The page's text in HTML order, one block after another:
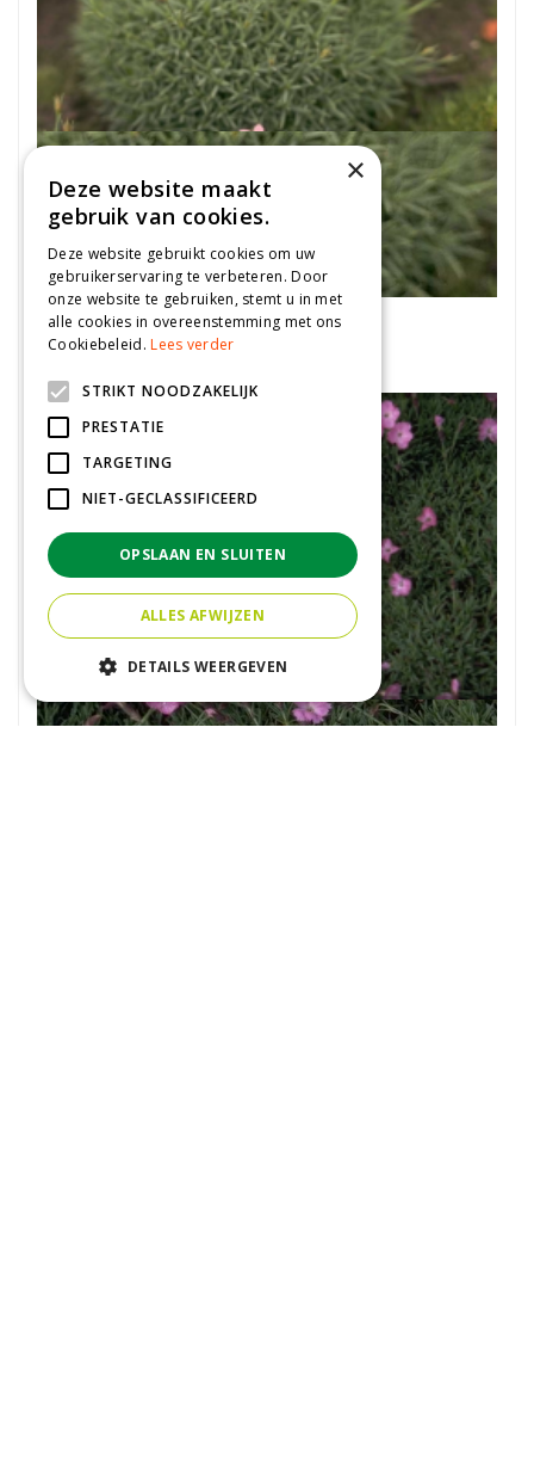
Anjer
Dianthus microlepis
×
Deze website maakt
gebruik van cookies.
Deze website gebruikt cookies om uw
gebruikerservaring te verbeteren. Door
onze website te gebruiken, stemt u in met
alle cookies in overeenstemming met ons
Cookiebeleid.Lees verder
STRIKT NOODZAKELIJK
PRESTATIE
TARGETING
NIET-GECLASSIFICEERD
OPSLAAN EN SLUITEN
ALLES AFWIJZEN
DETAILS WEERGEVEN